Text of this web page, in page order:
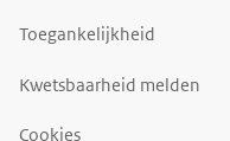
Toegankelijkheid
Kwetsbaarheid melden
Cookies